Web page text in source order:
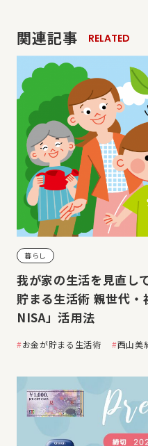
関連記事 RELATED
暮らし
我が家の生活を見直
貯まる生活術 親世代
NISA」活用法
お金が貯まる生活術 西山美